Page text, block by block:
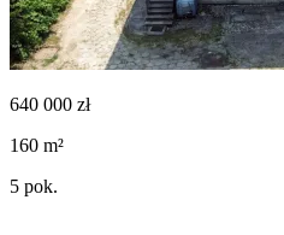
640 000 zł
160 m²
5 pok.